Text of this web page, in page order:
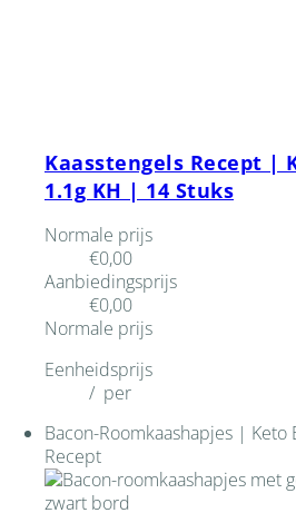
Kaasstengels Recept |
1.1g KH | 14 Stuks
Normale prijs
€0,00
Aanbiedingsprijs
€0,00
Normale prijs
Eenheidsprijs
/ per
Bacon-Roomkaashapjes |
Recept